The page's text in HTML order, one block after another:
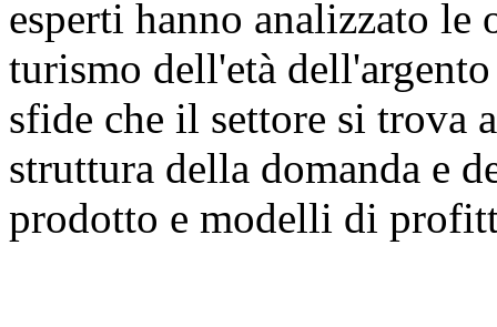
esperti hanno analizzato
turismo dell'età
sfide che il settore si trova
struttura della domanda e
prodotto e modelli di